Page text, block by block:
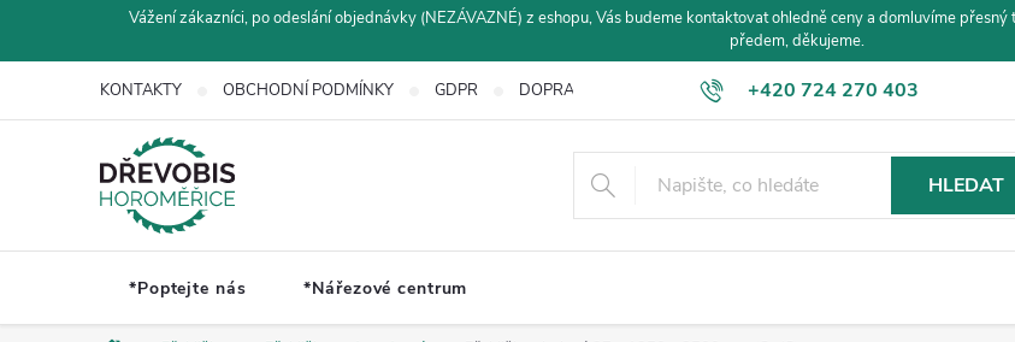
Vážení zákazníci, po odeslání objednávky (NEZÁVAZNÉ) z eshopu, Vás budeme kontaktovat ohledně ceny a domluvíme
předem, děkujeme.
+420 724 270 403
KONTAKTY OBCHODNÍ PODMÍNKY GDPR DOPRAVA A PLATBA
HLEDAT
*Poptejte nás *Nářezové centrum